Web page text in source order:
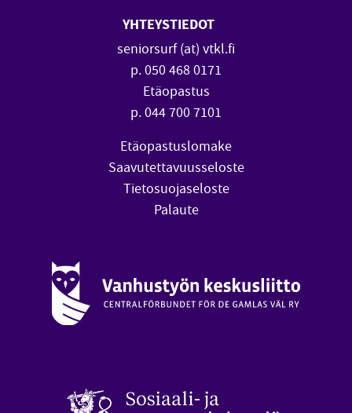
YHTEYSTIEDOT
seniorsurf (at) vtkl.fi
p. 050 468 0171
Etäopastus
p. 044 700 7101
Etäopastuslomake
Saavutettavuusseloste
Tietosuojaseloste
Palaute